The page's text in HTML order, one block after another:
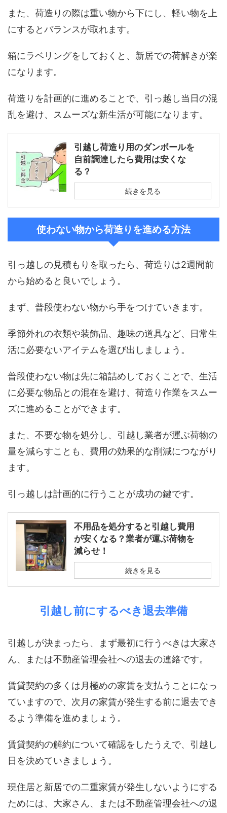
また、荷造りの際は重い物から下にし、軽い物を上
にするとバランスが取れます。
箱にラベリングをしておくと、新居での荷解きが楽
になります。
荷造りを計画的に進めることで、引っ越し当日の混
乱を避け、スムーズな新生活が可能になります。
引越し荷造り用のダンボールを
自前調達したら費用は安くな
る？
続きを見る
使わない物から荷造りを進める方法
引っ越しの見積もりを取ったら、荷造りは2週間前
から始めると良いでしょう。
まず、普段使わない物から手をつけていきます。
季節外れの衣類や装飾品、趣味の道具など、日常生
活に必要ないアイテムを選び出しましょう。
普段使わない物は先に箱詰めしておくことで、生活
に必要な物品との混在を避け、荷造り作業をスムー
ズに進めることができます。
また、不要な物を処分し、引越し業者が運ぶ荷物の
量を減らすことも、費用の効果的な削減につながり
ます。
引っ越しは計画的に行うことが成功の鍵です。
不用品を処分すると引越し費用
が安くなる？業者が運ぶ荷物を
減らせ！
続きを見る
引越し前にするべき退去準備
引越しが決まったら、まず最初に行うべきは大家さ
ん、または不動産管理会社への退去の連絡です。
賃貸契約の多くは月極めの家賃を支払うことになっ
ていますので、次月の家賃が発生する前に退去でき
るよう準備を進めましょう。
賃貸契約の解約について確認をしたうえで、引越し
日を決めていきましょう。
現住居と新居での二重家賃が発生しないようにする
ためには、大家さん、または不動産管理会社への退